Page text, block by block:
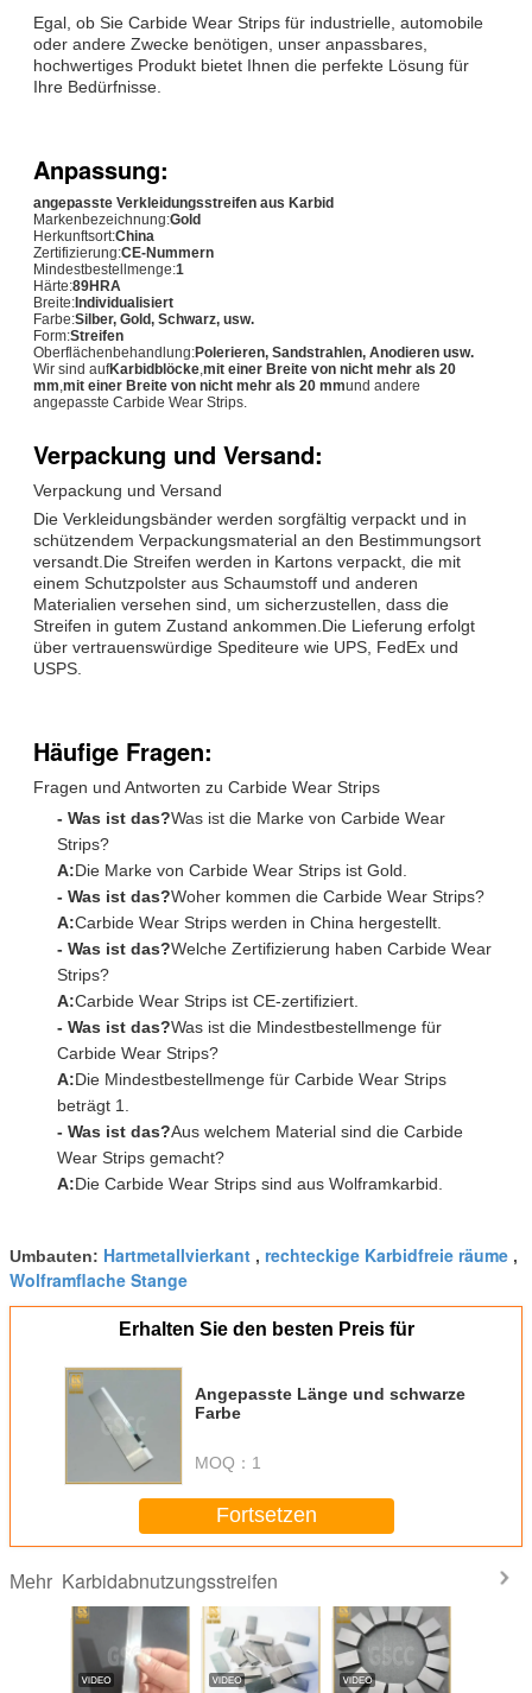
Egal, ob Sie Carbide Wear Strips für industrielle, automobile
oder andere Zwecke benötigen, unser anpassbares,
hochwertiges Produkt bietet Ihnen die perfekte Lösung für
Ihre Bedürfnisse.
Anpassung:
angepasste Verkleidungsstreifen aus Karbid
Markenbezeichnung:Gold
Herkunftsort:China
Zertifizierung:CE-Nummern
Mindestbestellmenge:1
Härte:89HRA
Breite:Individualisiert
Farbe:Silber, Gold, Schwarz, usw.
Form:Streifen
Oberflächenbehandlung:Polerieren, Sandstrahlen, Anodieren usw.
Wir sind aufKarbidblöcke,mit einer Breite von nicht mehr als 20
mm,mit einer Breite von nicht mehr als 20 mmund andere
angepasste Carbide Wear Strips.
Verpackung und Versand:
Verpackung und Versand
Die Verkleidungsbänder werden sorgfältig verpackt und in
schützendem Verpackungsmaterial an den Bestimmungsort
versandt.Die Streifen werden in Kartons verpackt, die mit
einem Schutzpolster aus Schaumstoff und anderen
Materialien versehen sind, um sicherzustellen, dass die
Streifen in gutem Zustand ankommen.Die Lieferung erfolgt
über vertrauenswürdige Spediteure wie UPS, FedEx und
USPS.
Häufige Fragen:
Fragen und Antworten zu Carbide Wear Strips
- Was ist das?Was ist die Marke von Carbide Wear
Strips?
A:Die Marke von Carbide Wear Strips ist Gold.
- Was ist das?Woher kommen die Carbide Wear Strips?
A:Carbide Wear Strips werden in China hergestellt.
- Was ist das?Welche Zertifizierung haben Carbide Wear
Strips?
A:Carbide Wear Strips ist CE-zertifiziert.
- Was ist das?Was ist die Mindestbestellmenge für
Carbide Wear Strips?
A:Die Mindestbestellmenge für Carbide Wear Strips
beträgt 1.
- Was ist das?Aus welchem Material sind die Carbide
Wear Strips gemacht?
A:Die Carbide Wear Strips sind aus Wolframkarbid.
Umbauten: Hartmetallvierkant , rechteckige Karbidfreie räume ,
Wolframflache Stange
Erhalten Sie den besten Preis für
Angepasste Länge und schwarze
Farbe
MOQ： 1
Fortsetzen
Mehr Karbidabnutzungsstreifen